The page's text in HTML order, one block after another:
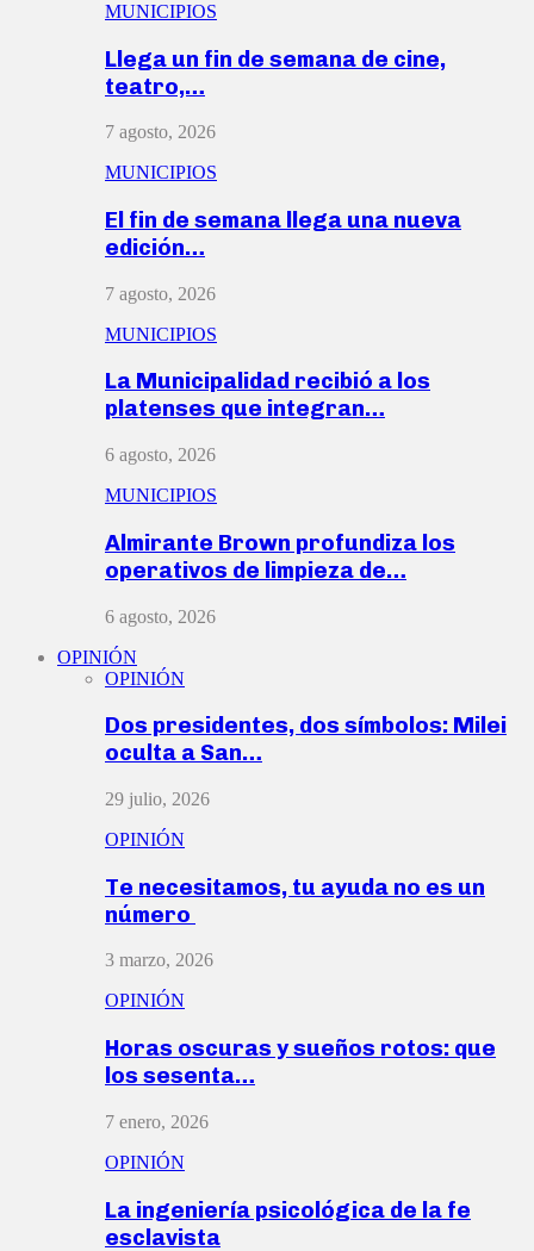
MUNICIPIOS
Llega un fin de semana de cine,
teatro,…
7 agosto, 2026
MUNICIPIOS
El fin de semana llega una nueva
edición…
7 agosto, 2026
MUNICIPIOS
La Municipalidad recibió a los
platenses que integran…
6 agosto, 2026
MUNICIPIOS
Almirante Brown profundiza los
operativos de limpieza de…
6 agosto, 2026
OPINIÓN
OPINIÓN
Dos presidentes, dos símbolos: Milei
oculta a San…
29 julio, 2026
OPINIÓN
Te necesitamos, tu ayuda no es un
número
3 marzo, 2026
OPINIÓN
Horas oscuras y sueños rotos: que
los sesenta…
7 enero, 2026
OPINIÓN
La ingeniería psicológica de la fe
esclavista